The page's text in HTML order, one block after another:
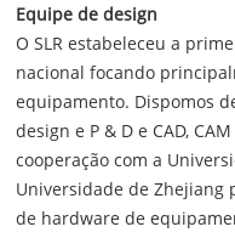
Equipe de design
O SLR estabeleceu a
nacional focando
equipamento. Dispomos
design e P & D e CAD,
cooperação com a
Universidade de
de hardware de